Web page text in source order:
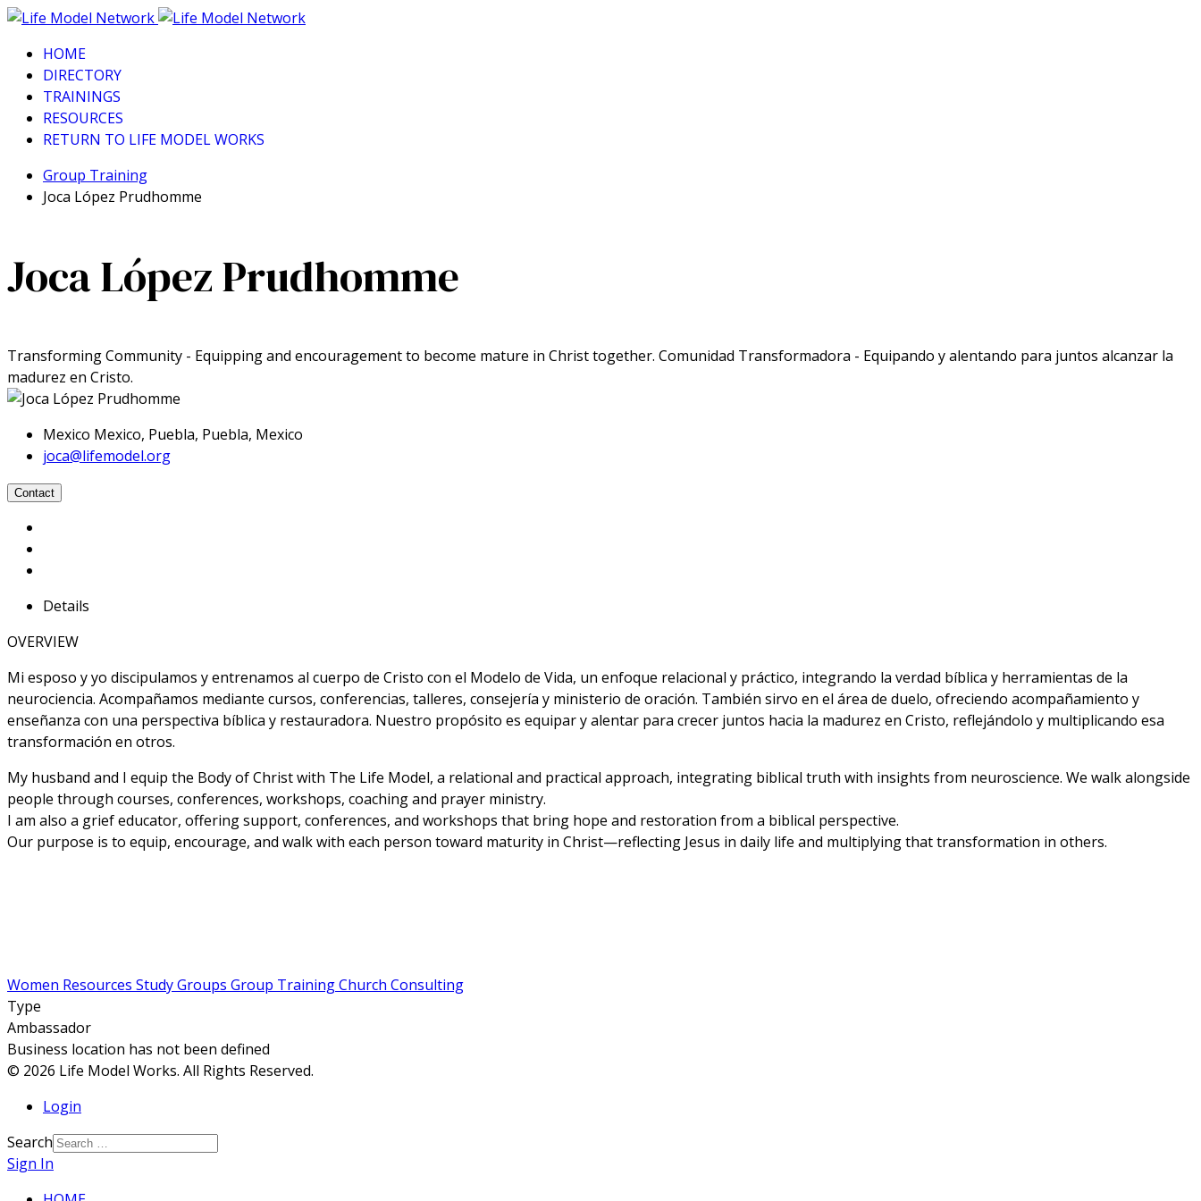
HOME
DIRECTORY
TRAININGS
RESOURCES
RETURN TO LIFE MODEL WORKS
Group Training
Joca López Prudhomme
Joca López Prudhomme
Transforming Community - Equipping and encouragement to become mature in Christ together. Comunidad Transformadora - Equipando y alentando para juntos alcanzar la
madurez en Cristo.
Mexico Mexico, Puebla, Puebla, Mexico
joca@lifemodel.org
Contact
Details
OVERVIEW
Mi esposo y yo discipulamos y entrenamos al cuerpo de Cristo con el Modelo de Vida, un enfoque relacional y práctico, integrando la verdad bíblica y herramientas de la
neurociencia. Acompañamos mediante cursos, conferencias, talleres, consejería y ministerio de oración. También sirvo en el área de duelo, ofreciendo acompañamiento y
enseñanza con una perspectiva bíblica y restauradora. Nuestro propósito es equipar y alentar para crecer juntos hacia la madurez en Cristo, reflejándolo y multiplicando esa
transformación en otros.
My husband and I equip the Body of Christ with The Life Model, a relational and practical approach, integrating biblical truth with insights from neuroscience. We walk alongside
people through courses, conferences, workshops, coaching and prayer ministry.
I am also a grief educator, offering support, conferences, and workshops that bring hope and restoration from a biblical perspective.
Our purpose is to equip, encourage, and walk with each person toward maturity in Christ—reflecting Jesus in daily life and multiplying that transformation in others.
Women Resources Study Groups Group TrainingChurch Consulting
Type
Ambassador
Business location has not been defined
© 2026 Life Model Works. All Rights Reserved.
Login
Search
Sign In